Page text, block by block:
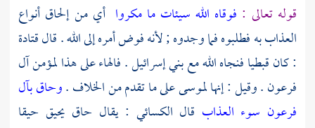
قوله تعالى : فوقاه الله سيئات ما مكروا أي من إلحاق أنواع
العذاب به فطلبوه فما وجدوه ; لأنه فوض أمره إلى الله . قالقتادة
: كان قبطيا فنجاه الله معبني إسرائيل. فالهاء على هذا لمؤمن آل
فرعون . وقيل : إنهالموسىعلى ما تقدم من الخلاف .وحاق بآل
فرعون سوء العذاب قال الكسائي : يقال حاق يحيق حيقا